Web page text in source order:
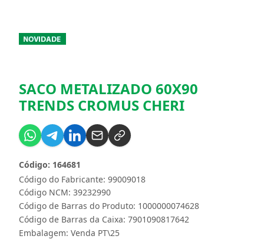
SACO METALIZADO 60X90
TRENDS CROMUS CHERI
Código do Fabricante: 99009018
Código: 164681
Código NCM: 39232990
Código de Barras do Produto: 1000000074628
Código de Barras da Caixa: 7901090817642
Embalagem: Venda PT\25